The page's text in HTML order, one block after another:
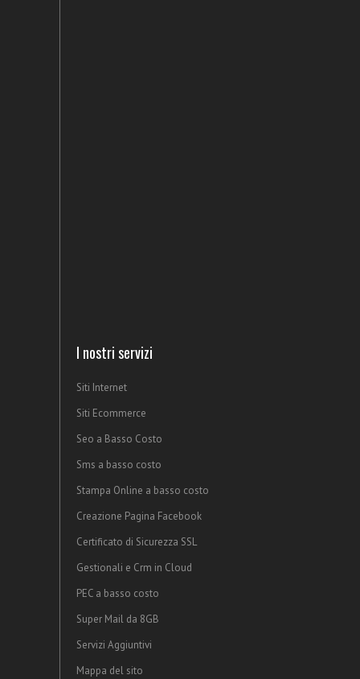
I nostri servizi
Siti Internet
Siti Ecommerce
Seo a Basso Costo
Sms a basso costo
Stampa Online a basso costo
Creazione Pagina Facebook
Certificato di Sicurezza SSL
Gestionali e Crm in Cloud
PEC a basso costo
Super Mail da 8GB
Servizi Aggiuntivi
Mappa del sito